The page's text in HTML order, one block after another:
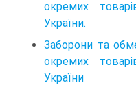
окремих
України.
Заборони та
окремих
України